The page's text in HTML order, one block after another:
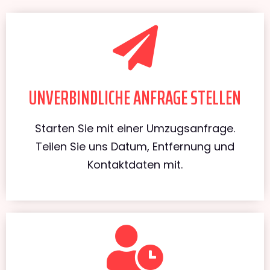
UNVERBINDLICHE ANFRAGE STELLEN
Starten Sie mit einer Umzugsanfrage.
Teilen Sie uns Datum, Entfernung und
Kontaktdaten mit.